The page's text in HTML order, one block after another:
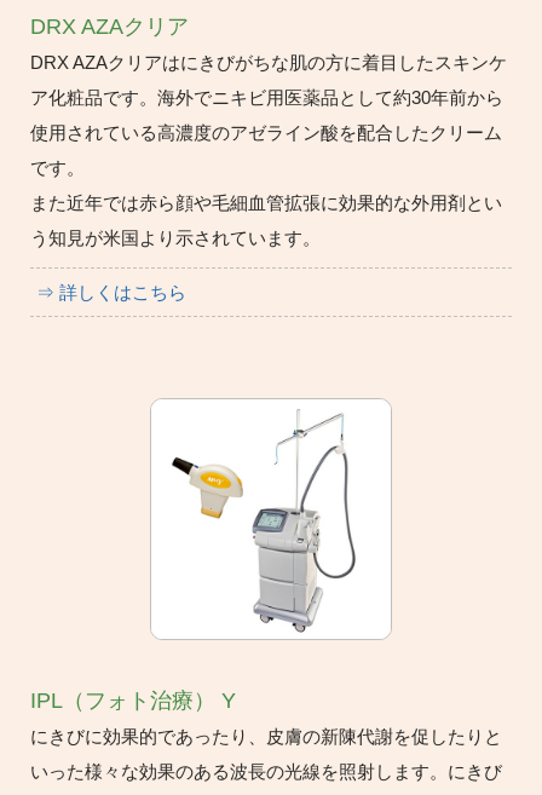
DRX AZAクリア
DRX AZAクリアはにきびがちな肌の方に着目したスキンケ
ア化粧品です。海外でニキビ用医薬品として約30年前から
使用されている高濃度のアゼライン酸を配合したクリーム
です。
また近年では赤ら顔や毛細血管拡張に効果的な外用剤とい
う知見が米国より示されています。
⇒ 詳しくはこちら
IPL（フォト治療） Y
にきびに効果的であったり、皮膚の新陳代謝を促したりと
いった様々な効果のある波長の光線を照射します。にきび